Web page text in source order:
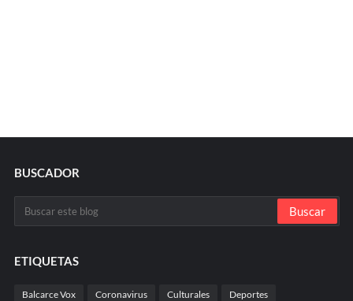
BUSCADOR
ETIQUETAS
Balcarce Vox Coronavirus Culturales Deportes